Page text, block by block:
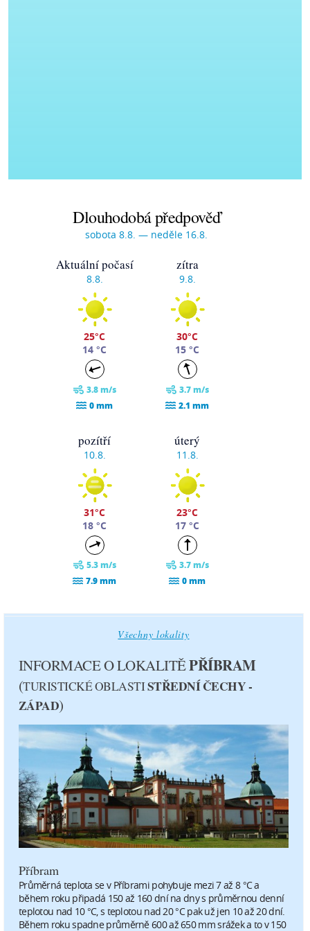
Dlouhodobá předpověď
sobota 8.8. — neděle 16.8.
Aktuální počasí
8.8.
25°C
14 °C
3.8 m/s
0 mm
zítra
9.8.
30°C
15 °C
3.7 m/s
2.1 mm
pozítří
10.8.
31°C
18 °C
5.3 m/s
7.9 mm
úterý
11.8.
23°C
17 °C
3.7 m/s
0 mm
středa
23°C
2.2 m/s
0 mm
čtvrtek
13.8.
25°C
2.5 m/s
0 mm
pátek
14.8.
2.2 m/s
sobota
15.8.
2.2 m/s
Všechny lokality
INFORMACE O LOKALITĚPŘÍBRAM
(TURISTICKÉ OBLASTISTŘEDNÍ ČECHY -
ZÁPAD)
Příbram
Průměrná teplota se v Příbrami pohybuje mezi 7 až 8 °C a
během roku připadá 150 až 160 dní na dny s průměrnou denní
teplotou nad 10 °C, s teplotou nad 20 °C pak už jen 10 až 20 dní.
Během roku spadne průměrně 600 až 650 mm srážek a to v 150